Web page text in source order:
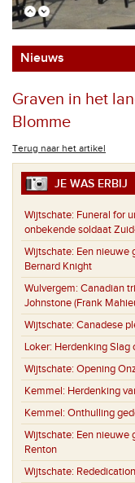
Nieuws
Graven in het
Blomme
Terug naar het artikel
JE WAS ERBIJ
Wijtschate: Funeral for
onbekende soldaat
Wijtschate: Een nieuwe
Bernard Knight
Wulvergem: Canadian
Johnstone (Frank
Wijtschate: Canadese
Loker: Herdenking Slag
Wijtschate: Opening
Kemmel: Herdenking
Kemmel: Onthulling
Wijtschate: Een nieuwe
Renton
Wijtschate: